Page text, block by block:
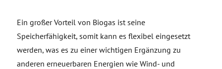
Ein großer Vorteil von Biogas ist seine
Speicherfähigkeit, somit kann es flexibel eingesetzt
werden, was es zu einer wichtigen Ergänzung zu
anderen erneuerbaren Energien wie Wind- und